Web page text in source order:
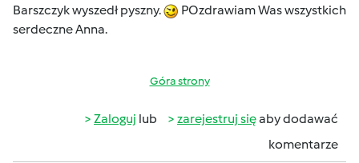
Barszczyk wyszedł pyszny.
POzdrawiam Was wszystkich
serdeczne Anna.
Góra strony
Zaloguj lub zarejestruj sięaby dodawać
komentarze